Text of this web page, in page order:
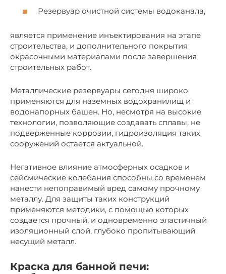
Резервуар очистной системы водоканала,
является применение инъектирования на этапе
строительства, и дополнительного покрытия
окрасочными материалами после завершения
строительных работ.
Металлические резервуары сегодня широко
применяются для наземных водохранилищ и
водонапорных башен. Но, несмотря на высокие
технологии, позволяющие создавать сплавы, не
подверженные коррозии, гидроизоляция таких
сооружений остается актуальной.
Негативное влияние атмосферных осадков и
сейсмические колебания способны со временем
нанести непоправимый вред самому прочному
металлу. Для защиты таких конструкций
применяются методики, с помощью которых
создается прочный, и одновременно эластичный
изоляционный слой, глубоко пропитывающий
несущий металл.
Краска для банной печи: